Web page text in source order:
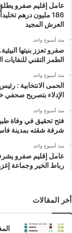
عامل إقليم صفرو
186 مليون درهم
العرش المجيد
منذ أسبوع واحد
صفرو تعزز بنيتها
الطمر التقني للنفايات
منذ أسبوع واحد
الحمى الانتخابية :
الإدلاء بتصريح
منذ أسبوع واحد
فتح تحقيق في وفاة
شرفة شقته بمدينة
منذ أسبوع واحد
عامل إقليم صفرو
رباط الخير وجماعة
أخر المقالات